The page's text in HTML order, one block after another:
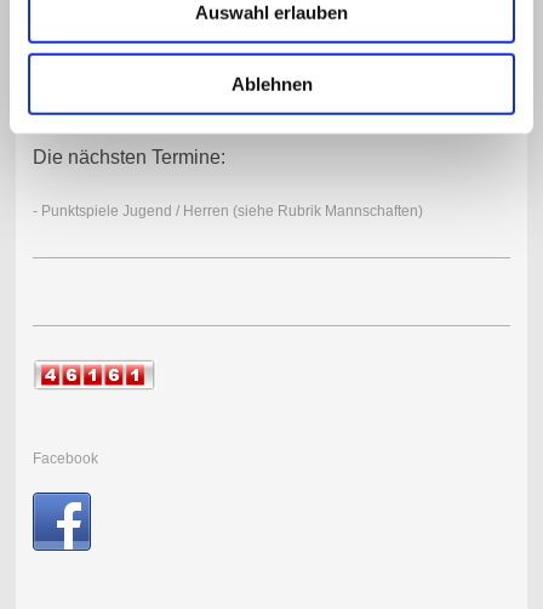
Auswahl erlauben
Ablehnen
Die nächsten Termine:
- Punktspiele Jugend / Herren (siehe Rubrik Mannschaften)
Facebook